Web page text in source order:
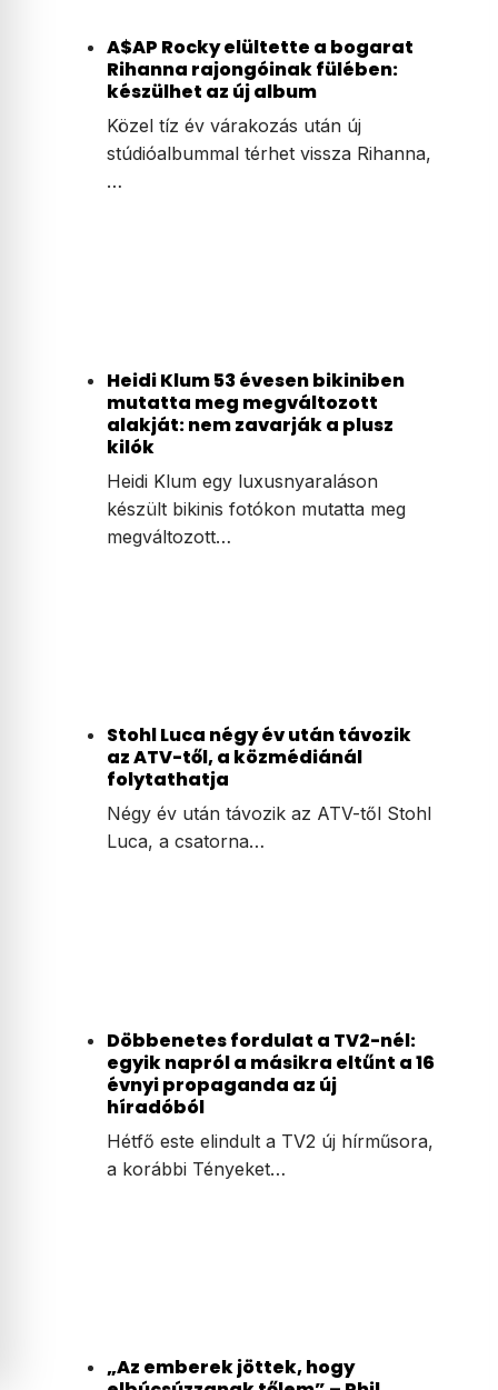
A$AP Rocky elültette a bogarat
Rihanna rajongóinak fülében:
készülhet az új album
Közel tíz év várakozás után új
stúdióalbummal térhet vissza Rihanna,
…
Heidi Klum 53 évesen bikiniben
mutatta meg megváltozott
alakját: nem zavarják a plusz
kilók
Heidi Klum egy luxusnyaraláson
készült bikinis fotókon mutatta meg
megváltozott…
Stohl Luca négy év után távozik
az ATV-től, a közmédiánál
folytathatja
Négy év után távozik az ATV-től Stohl
Luca, a csatorna…
Döbbenetes fordulat a TV2-nél:
egyik napról a másikra eltűnt a 16
évnyi propaganda az új
híradóból
Hétfő este elindult a TV2 új hírműsora,
a korábbi Tényeket…
„Az emberek jöttek, hogy